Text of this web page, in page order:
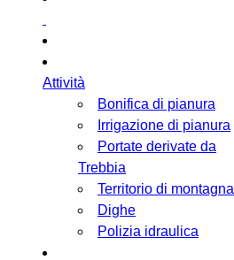
Attività
Bonifica di pianura
Irrigazione di pianura
Portate derivate da
Trebbia
Territorio di montagna
Dighe
Polizia idraulica